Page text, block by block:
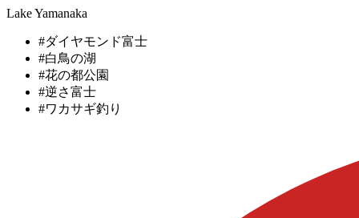
Lake Yamanaka
#ダイヤモンド富士
#白鳥の湖
#花の都公園
#逆さ富士
#ワカサギ釣り